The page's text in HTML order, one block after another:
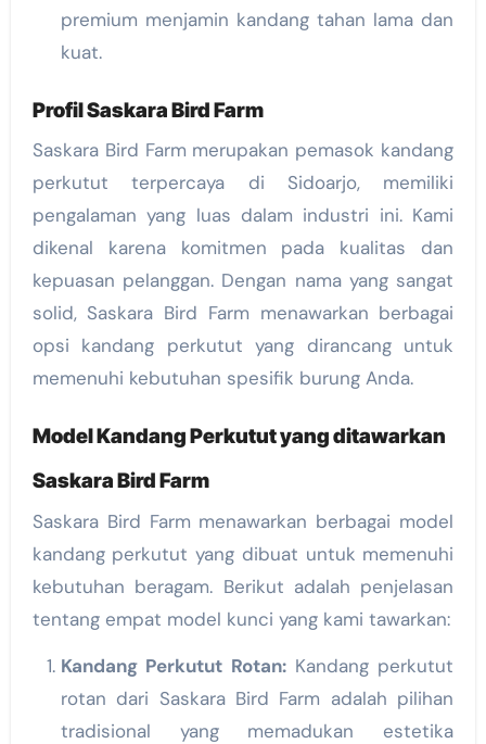
premium menjamin kandang tahan lama dan
kuat.
Profil Saskara Bird Farm
Saskara Bird Farm merupakan pemasok kandang
perkutut terpercaya di Sidoarjo, memiliki
pengalaman yang luas dalam industri ini. Kami
dikenal karena komitmen pada kualitas dan
kepuasan pelanggan. Dengan nama yang sangat
solid, Saskara Bird Farm menawarkan berbagai
opsi kandang perkutut yang dirancang untuk
memenuhi kebutuhan spesifik burung Anda.
Model Kandang Perkutut yang ditawarkan
Saskara Bird Farm
Saskara Bird Farm menawarkan berbagai model
kandang perkutut yang dibuat untuk memenuhi
kebutuhan beragam. Berikut adalah penjelasan
tentang empat model kunci yang kami tawarkan:
Kandang Perkutut Rotan:Kandang perkutut
rotan dari Saskara Bird Farm adalah pilihan
tradisional yang memadukan estetika